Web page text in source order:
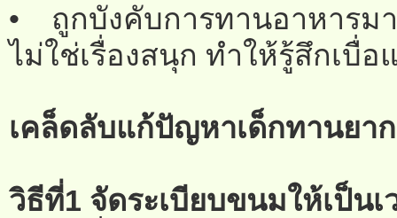
• ถูกบังคับการทานอาหารม
ไม่ใช่เรื่องสนุก ทำให้รู้สึกเบื่
เคล็ดลับแก้ปัญหาเด็กทานยาก
วิธีที่1 จัดระเบียบขนมให้เป็นเ